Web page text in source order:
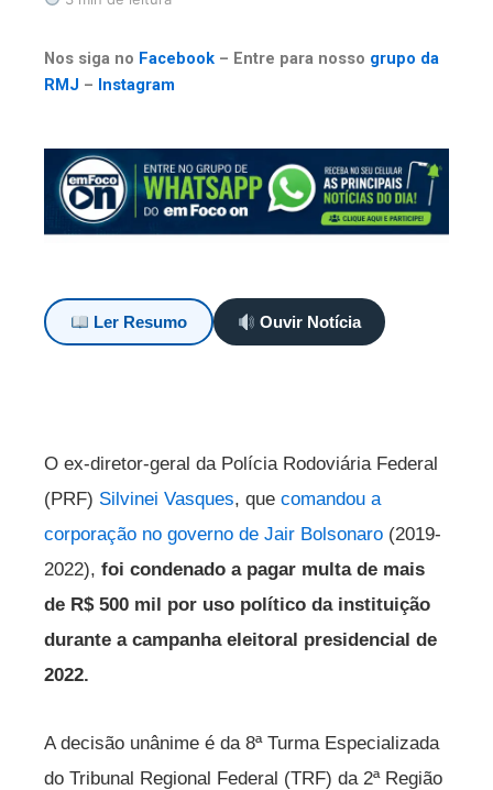
Nos siga no Facebook – Entre para nosso grupo da
RMJ – Instagram
Ler Resumo Ouvir Notícia
O ex-diretor-geral da Polícia Rodoviária Federal
(PRF) Silvinei Vasques, que comandou a
corporação no governo de Jair Bolsonaro (2019-
2022), foi condenado a pagar multa de mais
de R$ 500 mil por uso político da instituição
durante a campanha eleitoral presidencial de
2022.
A decisão unânime é da 8ª Turma Especializada
do Tribunal Regional Federal (TRF) da 2ª Região